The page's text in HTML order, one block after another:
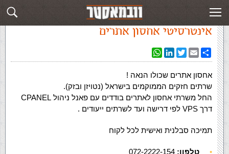
עמוד ראשי אינטרסיטי
אינטרסיטי אחסון אתרים
WhatsAppLinkedInTwitterEmailShare
אחסון אתרים שכולו הנאה !
שרתים חזקים הממוקמים בישראל (נטויזן ובזק).
החל משרתי אחסון לאתרים בודדים עם פאנל ניהול CPANEL
דרך VPS לפי דרישה ועד לשרתים ייעודים .
תמיכה סבלנית ואישית לכל לקוח
טלפון: